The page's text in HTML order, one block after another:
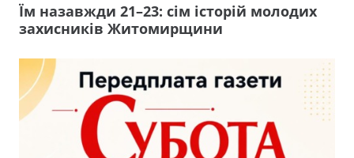
Їм назавжди 21–23: сім історій молодих
захисників Житомирщини